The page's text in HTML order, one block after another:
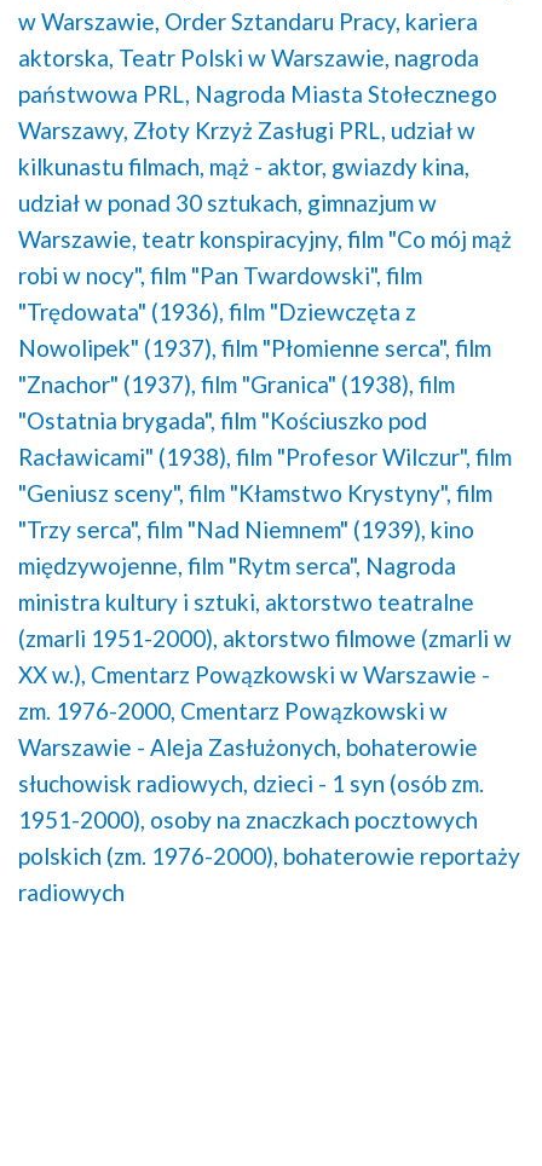
w Warszawie, Order Sztandaru Pracy, kariera
aktorska, Teatr Polski w Warszawie, nagroda
państwowa PRL,
Nagroda Miasta Stołecznego
Warszawy, Złoty Krzyż Zasługi PRL,
udział w
kilkunastu filmach, mąż - aktor, gwiazdy kina,
udział w ponad 30 sztukach, gimnazjum w
Warszawie, teatr konspiracyjny, film "Co mój mąż
robi w nocy", film "Pan Twardowski", film
"Trędowata" (1936), film "Dziewczęta z
Nowolipek" (1937), film "Płomienne serca", film
"Znachor" (1937), film "Granica" (1938), film
"Ostatnia brygada", film "Kościuszko pod
Racławicami" (1938), film "Profesor Wilczur", film
"Geniusz sceny", film "Kłamstwo Krystyny", film
"Trzy serca", film "Nad Niemnem" (1939), kino
międzywojenne, film "Rytm serca", Nagroda
ministra kultury i sztuki, aktorstwo teatralne
(zmarli 1951-2000), aktorstwo filmowe (zmarli w
XX w.), Cmentarz Powązkowski w Warszawie -
zm. 1976-2000, Cmentarz Powązkowski w
Warszawie - Aleja Zasłużonych, bohaterowie
słuchowisk radiowych, dzieci - 1 syn (osób zm.
1951-2000), osoby na znaczkach pocztowych
polskich (zm. 1976-2000), bohaterowie reportaży
radiowych